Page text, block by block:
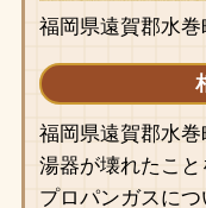
福岡県遠賀郡水
福岡県遠賀郡水
湯器が壊れたこ
プロパンガスにつ